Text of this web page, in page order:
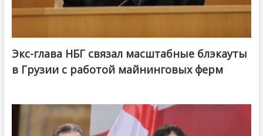
Экс-глава НБГ связал масштабные блэкауты
в Грузии с работой майнинговых ферм